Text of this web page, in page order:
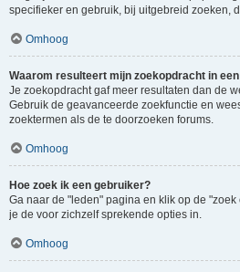
specifieker en gebruik, bij uitgebreid zoeken,
Omhoog
Waarom resulteert mijn zoekopdracht in
Je zoekopdracht gaf meer resultaten dan de
Gebruik de geavanceerde zoekfunctie en
zoektermen als de te doorzoeken forums.
Omhoog
Hoe zoek ik een gebruiker?
Ga naar de "leden" pagina en klik op de
je de voor zichzelf sprekende opties in.
Omhoog